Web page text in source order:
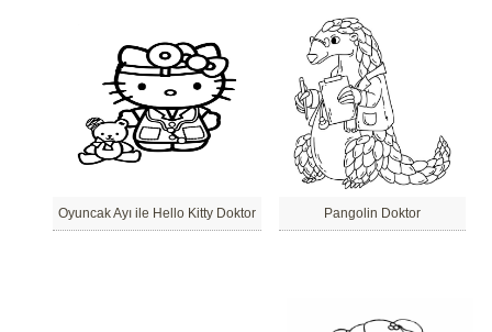
Oyuncak Ayı ile Hello Kitty Doktor Pangolin Doktor